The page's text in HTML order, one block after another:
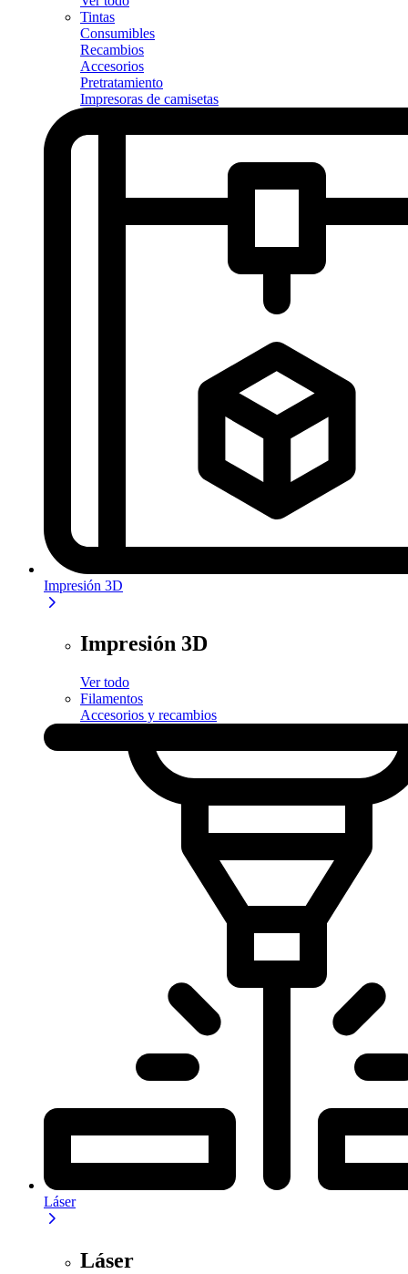
Tintas
Consumibles
Recambios
Accesorios
Pretratamiento
Impresoras de camisetas
Impresión 3D
Impresión 3D
Ver todo
Filamentos
Accesorios y recambios
Láser
Láser